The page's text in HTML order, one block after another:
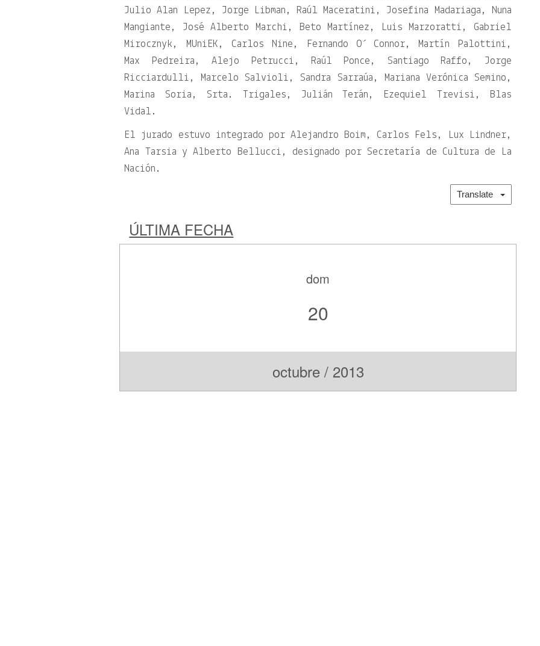
Julio Alan Lepez, Jorge Libman, Raúl Maceratini, Josefina Madariaga, Nuna
Mangiante, José Alberto Marchi, Beto Martínez, Luis Marzoratti, Gabriel
Mirocznyk, MUniEK, Carlos Nine, Fernando O´ Connor, Martín Palottini,
Max Pedreira, Alejo Petrucci, Raúl Ponce, Santiago Raffo, Jorge
Ricciardulli, Marcelo Salvioli, Sandra Sarraúa, Mariana Verónica Semino,
Marina Soria, Srta. Trigales, Julián Terán, Ezequiel Trevisi, Blas
Vidal.
El jurado estuvo integrado por Alejandro Boim, Carlos Fels, Lux Lindner,
Ana Tarsia y Alberto Bellucci, designado por Secretaría de Cultura de La
Nación.
Translate
ÚLTIMA FECHA
dom
20
octubre / 2013